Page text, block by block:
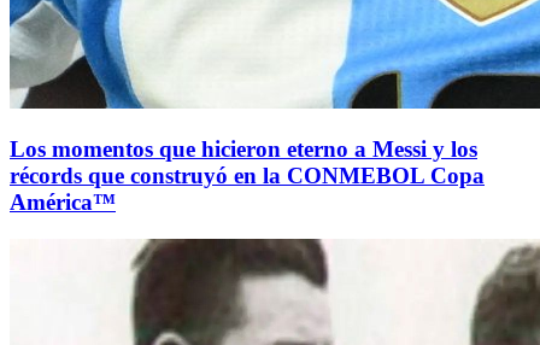
Los momentos que hicieron eterno a Messi y los
récords que construyó en la CONMEBOL Copa
América™